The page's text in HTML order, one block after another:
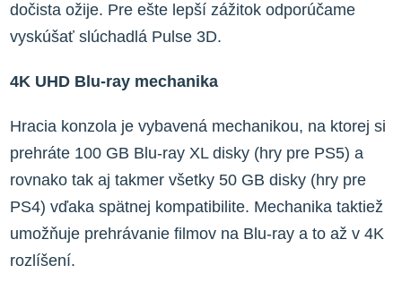
dočista ožije. Pre ešte lepší zážitok odporúčame
vyskúšať slúchadlá Pulse 3D.
4K UHD Blu-ray mechanika
Hracia konzola je vybavená mechanikou, na ktorej si
prehráte 100 GB Blu-ray XL disky (hry pre PS5) a
rovnako tak aj takmer všetky 50 GB disky (hry pre
PS4) vďaka spätnej kompatibilite. Mechanika taktiež
umožňuje prehrávanie filmov na Blu-ray a to až v 4K
rozlíšení.